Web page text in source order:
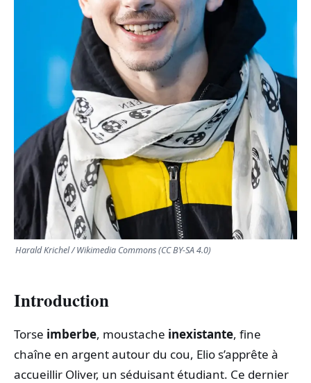
CULTURE
SCIENCES & TECH
Harald Krichel / Wikimedia Commons (CC BY-SA 4.0)
Introduction
Torse imberbe, moustache inexistante, fine
chaîne en argent autour du cou, Elio s’apprête à
accueillir Oliver, un séduisant étudiant. Ce dernier